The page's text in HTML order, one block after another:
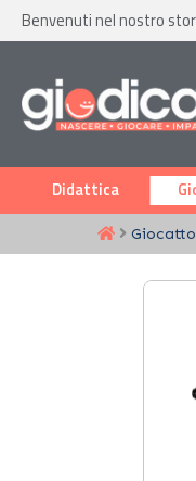
Benvenuti nel nostro
Didattica